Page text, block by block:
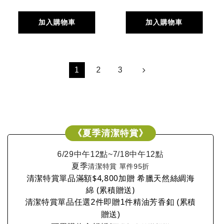
加入購物車 加入購物車
1 2 3
《夏季清潔特賞》
6/29中午12點~7/18中午12點
夏季清潔特賞 單件95折
清潔特賞單品滿額$4,800加贈 希臘天然絲綢海
綿 (累積贈送)
清潔特賞單品任選2件即贈1件精油芳香釦 (累積
贈送)